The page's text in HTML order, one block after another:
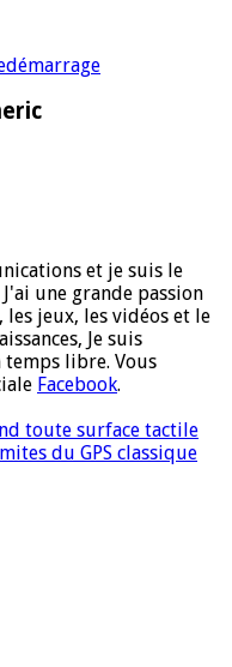
et je suis le
une grande passion
jeux, les vidéos et le
Je suis
libre. Vous
Facebook.
toute surface tactile
du GPS classique